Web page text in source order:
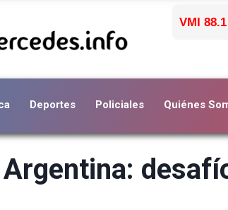
VMI
Deportes Policiales Quiénes